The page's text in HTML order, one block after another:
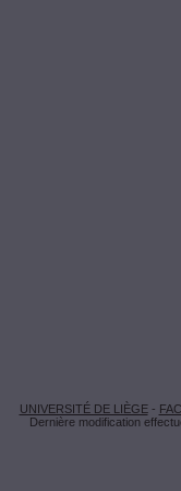
UNIVERSITÉ DE LIÈGE-
Dernière modification